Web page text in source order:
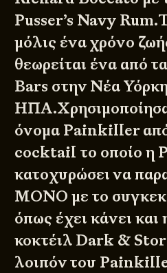
Pusser’s Navy
μόλις ένα χρόνο
θεωρείται ένα από
Bars στην Νέα Υόρκη
όνομα Painkiller
cocktail το οποίο η
κατοχυρώσει να
ΜΟΝΟ με το
όπως έχει κάνει και
κοκτέιλ Dark &
λοιπόν του